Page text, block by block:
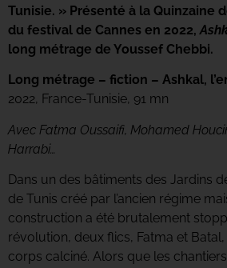
Tunisie. » Présenté à la Quinzaine
du festival de Cannes en 2022,
long métrage de Youssef Chebbi.
Long métrage – fiction – Ashkal,
2022, France-Tunisie, 91 mn
Avec Fatma Oussaifi, Mohamed
Harrabi…
Dans un des bâtiments des Jardins
de Tunis créé par l’ancien régime
construction a été brutalement
révolution, deux flics, Fatma et
corps calciné. Alors que les